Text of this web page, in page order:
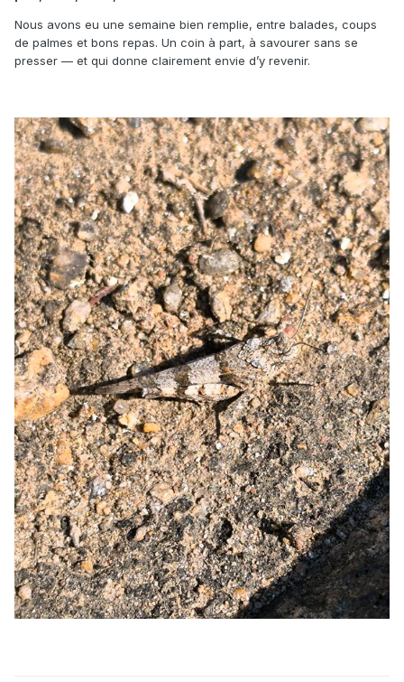
Nous avons eu une semaine bien remplie, entre balades, coups
de palmes et bons repas. Un coin à part, à savourer sans se
presser — et qui donne clairement envie d’y revenir.